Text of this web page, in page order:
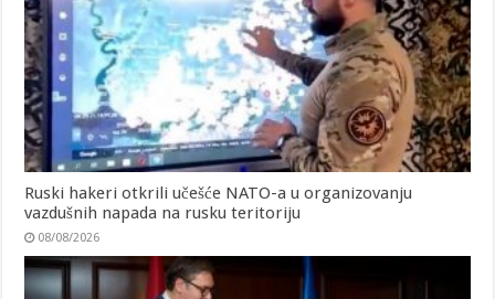
Ruski hakeri otkrili učešće NATO-a u organizovanju
vazdušnih napada na rusku teritoriju
08/08/2026